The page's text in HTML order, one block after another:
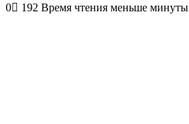
0
192 Время чтения меньше минуты